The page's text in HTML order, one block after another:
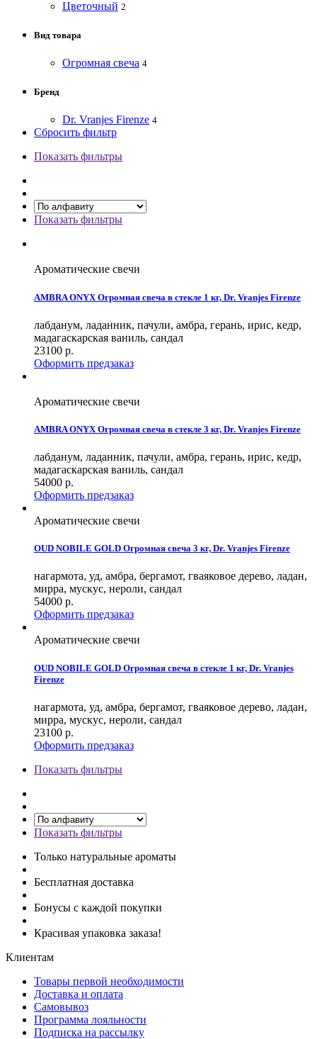
Цветочный 2
Вид товара
Огромная свеча 4
Бренд
Dr. Vranjes Firenze 4
Сбросить фильтр
Показать фильтры
Показать фильтры
Ароматические свечи
AMBRA ONYX Огромная свеча в стекле 1 кг, Dr. Vranjes Firenze
лабданум, ладанник, пачули, амбра, герань, ирис, кедр,
мадагаскарская ваниль, сандал
23100 р.
Оформить предзаказ
Ароматические свечи
AMBRA ONYX Огромная свеча в стекле 3 кг, Dr. Vranjes Firenze
лабданум, ладанник, пачули, амбра, герань, ирис, кедр,
мадагаскарская ваниль, сандал
54000 р.
Оформить предзаказ
Ароматические свечи
OUD NOBILE GOLD Огромная свеча 3 кг, Dr. Vranjes Firenze
нагармота, уд, амбра, бергамот, гваяковое дерево, ладан,
мирра, мускус, нероли, сандал
54000 р.
Оформить предзаказ
Ароматические свечи
OUD NOBILE GOLD Огромная свеча в стекле 1 кг, Dr. Vranjes
Firenze
нагармота, уд, амбра, бергамот, гваяковое дерево, ладан,
мирра, мускус, нероли, сандал
23100 р.
Оформить предзаказ
Показать фильтры
Показать фильтры
Только натуральные ароматы
Бесплатная доставка
Бонусы с каждой покупки
Красивая упаковка заказа!
Клиентам
Товары первой необходимости
Доставка и оплата
Самовывоз
Программа лояльности
Подписка на рассылку